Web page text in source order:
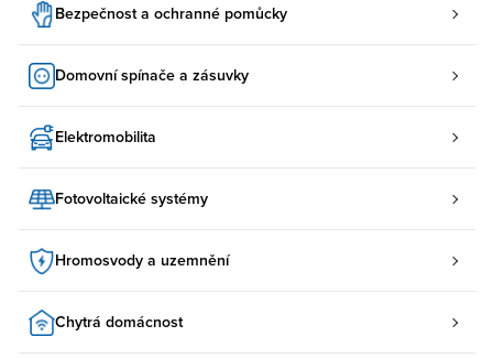
Bezpečnost a ochranné pomůcky
Domovní spínače a zásuvky
Elektromobilita
Fotovoltaické systémy
Hromosvody a uzemnění
Chytrá domácnost